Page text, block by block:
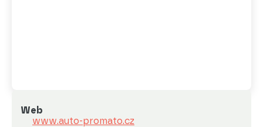
Web
www.auto-promato.cz